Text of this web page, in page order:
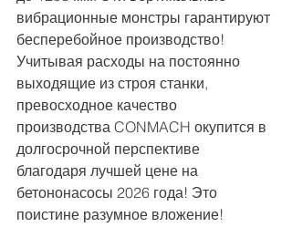
вибрационные монстры гарантируют
бесперебойное производство!
Учитывая расходы на постоянно
выходящие из строя станки,
превосходное качество
производства CONMACH окупится в
долгосрочной перспективе
благодаря лучшей цене на
бетононасосы 2026 года! Это
поистине разумное вложение!